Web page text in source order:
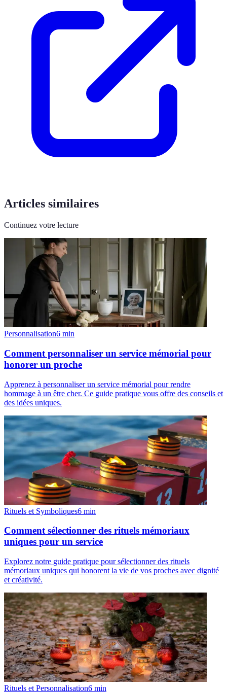
Articles similaires
Continuez votre lecture
Personnalisation6 min
Comment personnaliser un service mémorial pour
honorer un proche
Apprenez à personnaliser un service mémorial pour rendre
hommage à un être cher. Ce guide pratique vous offre des conseils et
des idées uniques.
Rituels et Symboliques6 min
Comment sélectionner des rituels mémoriaux
uniques pour un service
Explorez notre guide pratique pour sélectionner des rituels
mémoriaux uniques qui honorent la vie de vos proches avec dignité
et créativité.
Rituels et Personnalisation6 min